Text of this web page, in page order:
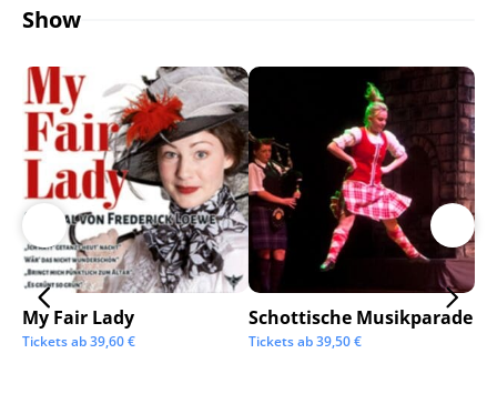
Show
My Fair Lady
Tickets ab39,60€
Schottische Musikparade
Tickets ab39,50€